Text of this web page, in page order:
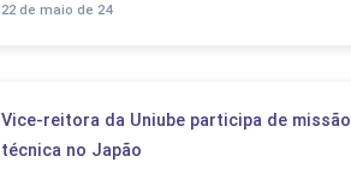
22 de maio de 24
Vice-reitora da Uniube participa de missão
técnica no Japão